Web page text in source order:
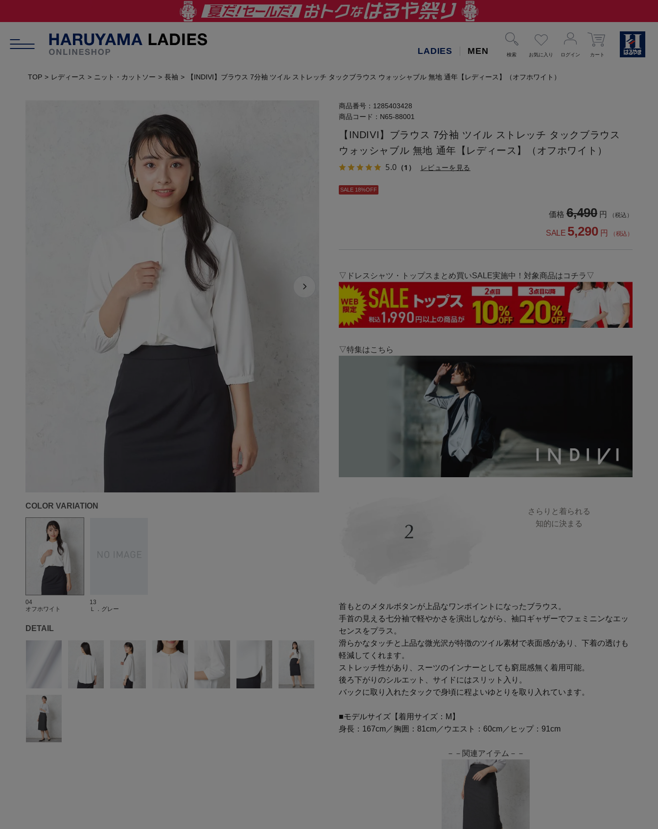
LADIES MEN 検索 お気に入り ログイン カート
TOP レディース ニット・カットソー 長袖 【INDIVI】ブラウス 7分袖 ツイル ストレッチ タックブラウス ウォッシャブル 無地 通年【レディース】（オフホワイト）
COLOR VARIATION
04
オフホワイト
13
Ｌ．グレー
DETAIL
商品番号： 1285403428
商品コード： N65-88001
【INDIVI】ブラウス 7分袖 ツイル ストレッチ タックブラウス
ウォッシャブル 無地 通年【レディース】（オフホワイト）
5.0 （1） レビューを見る
SALE 18%OFF
価格 6,490 円 （税込）
SALE 5,290 円 （税込）
▽ドレスシャツ・トップスまとめ買いSALE実施中！対象商品はコチラ▽
▽特集はこちら
さらりと着られる
知的に決まる
首もとのメタルボタンが上品なワンポイントになったブラウス。
手首の見える七分袖で軽やかさを演出しながら、袖口ギャザーでフェミニンなエッ
センスをプラス。
滑らかなタッチと上品な微光沢が特徴のツイル素材で表面感があり、下着の透けも
軽減してくれます。
ストレッチ性があり、スーツのインナーとしても窮屈感無く着用可能。
後ろ下がりのシルエット、サイドにはスリット入り。
バックに取り入れたタックで身頃に程よいゆとりを取り入れています。
■モデルサイズ【着用サイズ：M】
身長：167cm／胸囲：81cm／ウエスト：60cm／ヒップ：91cm
－－関連アイテム－－